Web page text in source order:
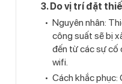
3. Do vị trí đặt
Nguyên nhân:
công suất sẽ bị
đến từ các sự cố
wifi.
Cách khắc phục: